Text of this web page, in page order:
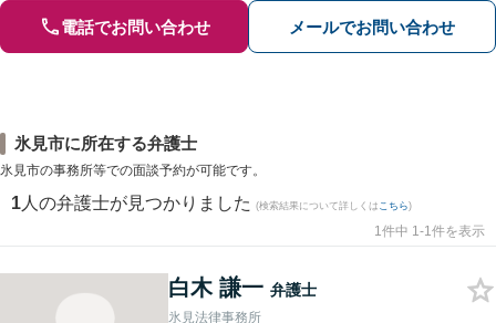
電話でお問い合わせ メールでお問い合わせ
氷見市に所在する弁護士
氷見市の事務所等での面談予約が可能です。
1 人の弁護士が見つかりました (検索結果について詳しくは こちら)
1件中 1-1件を表示
白木 謙一 弁護士
氷見法律事務所